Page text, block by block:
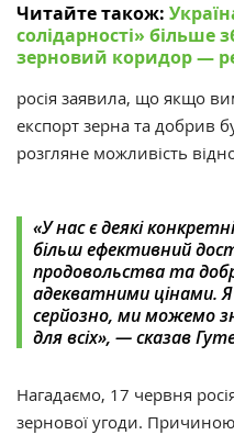
Читайте також:
солідарності» більше
зерновий коридор —
росія заявила, що якщо
експорт зерна та добрив
розгляне можливість
«У нас є деякі
більш ефективний
продовольства та
адекватними цінами.
серйозно, ми можемо
для всіх», — сказав
Нагадаємо, 17 червня
зернової угоди.